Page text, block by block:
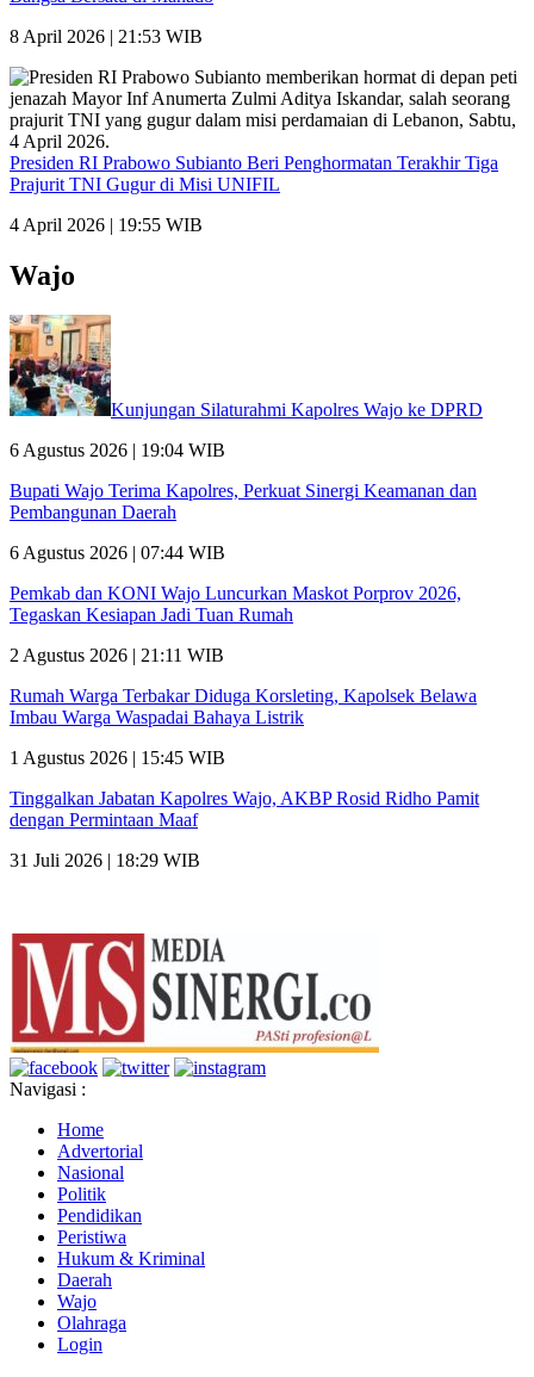
8 April 2026 | 21:53 WIB
Presiden RI Prabowo Subianto Beri Penghormatan Terakhir Tiga
Prajurit TNI Gugur di Misi UNIFIL
4 April 2026 | 19:55 WIB
Wajo
Kunjungan Silaturahmi Kapolres Wajo ke DPRD
6 Agustus 2026 | 19:04 WIB
Bupati Wajo Terima Kapolres, Perkuat Sinergi Keamanan dan
Pembangunan Daerah
6 Agustus 2026 | 07:44 WIB
Pemkab dan KONI Wajo Luncurkan Maskot Porprov 2026,
Tegaskan Kesiapan Jadi Tuan Rumah
2 Agustus 2026 | 21:11 WIB
Rumah Warga Terbakar Diduga Korsleting, Kapolsek Belawa
Imbau Warga Waspadai Bahaya Listrik
1 Agustus 2026 | 15:45 WIB
Tinggalkan Jabatan Kapolres Wajo, AKBP Rosid Ridho Pamit
dengan Permintaan Maaf
31 Juli 2026 | 18:29 WIB
Navigasi :
Home
Advertorial
Nasional
Politik
Pendidikan
Peristiwa
Hukum & Kriminal
Daerah
Wajo
Olahraga
Login